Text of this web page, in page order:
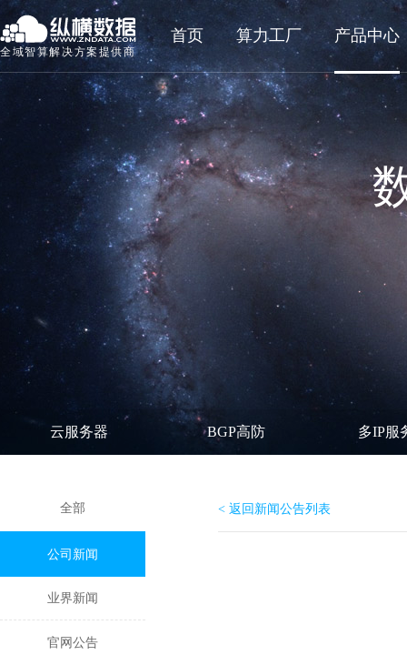
全域智算解决方案提供商
首页 算力工厂 产品中心
云服务器 BGP高防 多IP服
全部
公司新闻
业界新闻
官网公告
< 返回新闻公告列表